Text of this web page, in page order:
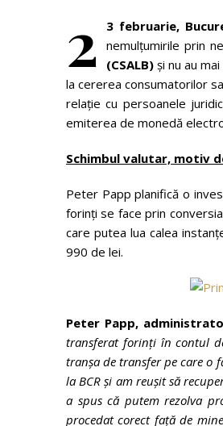
2 3 februarie,
nemulțumirile prin
(CSALB)și nu au
la cererea consumatorilor
relație cu persoanele
emiterea de monedă
Schimbul valutar, motiv
Peter Papp planifică o
forinți se face prin
care putea lua calea
990 de lei.
Peter Papp,
transferat forinți în contul
tranșa de transfer pe care o
la BCR și am reușit să
a spus că putem rezolva
procedat corect față de